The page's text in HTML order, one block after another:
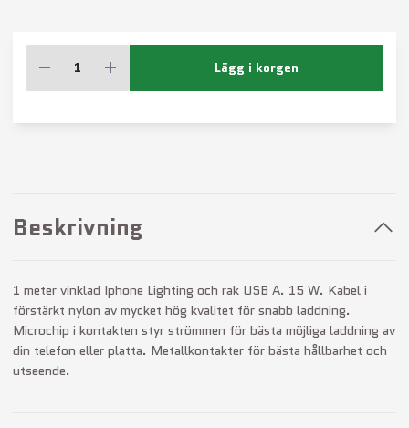
Lägg i korgen
Beskrivning
1 meter vinklad Iphone Lighting och rak USB A. 15 W. Kabel i
förstärkt nylon av mycket hög kvalitet för snabb laddning.
Microchip i kontakten styr strömmen för bästa möjliga laddning av
din telefon eller platta. Metallkontakter för bästa hållbarhet och
utseende.